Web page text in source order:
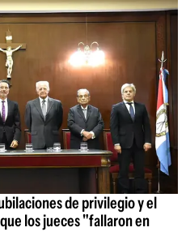
de privilegio y el
los jueces "fallaron en